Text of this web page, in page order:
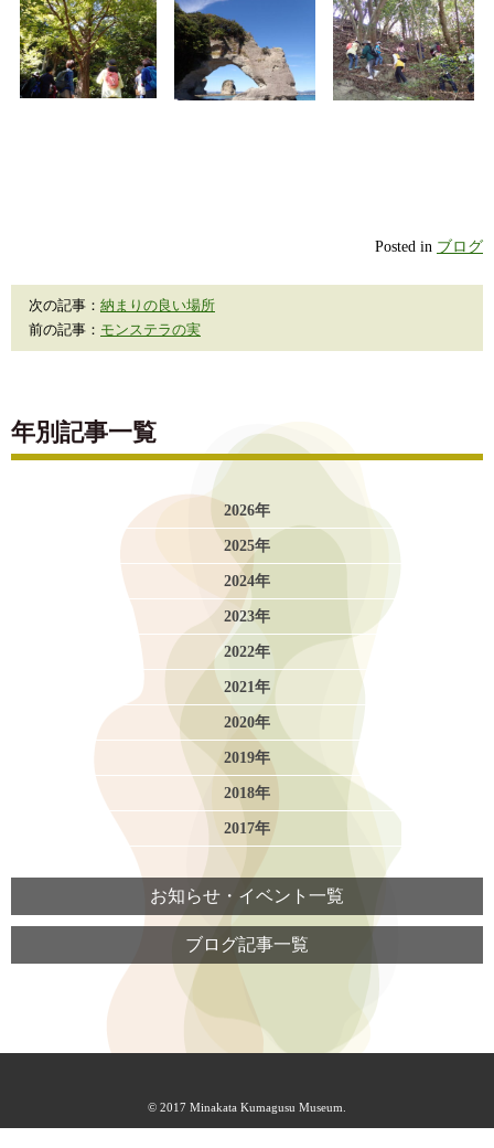
Posted in ブログ
次の記事： 納まりの良い場所
前の記事： モンステラの実
年別記事一覧
2026年
2025年
2024年
2023年
2022年
2021年
2020年
2019年
2018年
2017年
お知らせ・イベント一覧
ブログ記事一覧
© 2017 Minakata Kumagusu Museum.